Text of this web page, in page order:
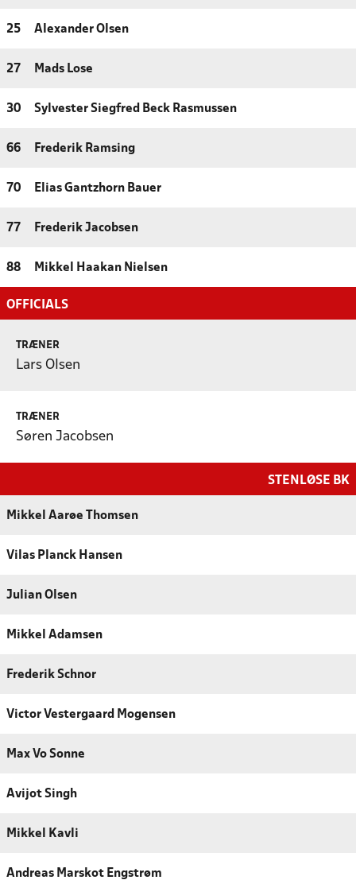
25 Alexander Olsen
27 Mads Lose
30 Sylvester Siegfred Beck Rasmussen
66 Frederik Ramsing
70 Elias Gantzhorn Bauer
77 Frederik Jacobsen
88 Mikkel Haakan Nielsen
OFFICIALS
TRÆNER
Lars Olsen
TRÆNER
Søren Jacobsen
STENLØSE BK
Mikkel Aarøe Thomsen
Vilas Planck Hansen
Julian Olsen
Mikkel Adamsen
Frederik Schnor
Victor Vestergaard Mogensen
Max Vo Sonne
Avijot Singh
Mikkel Kavli
Andreas Marskot Engstrøm